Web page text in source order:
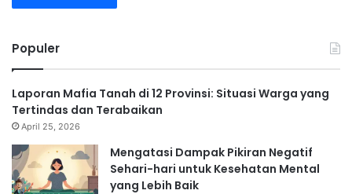
Populer
Laporan Mafia Tanah di 12 Provinsi: Situasi Warga yang
Tertindas dan Terabaikan
April 25, 2026
Mengatasi Dampak Pikiran Negatif
Sehari-hari untuk Kesehatan Mental
yang Lebih Baik